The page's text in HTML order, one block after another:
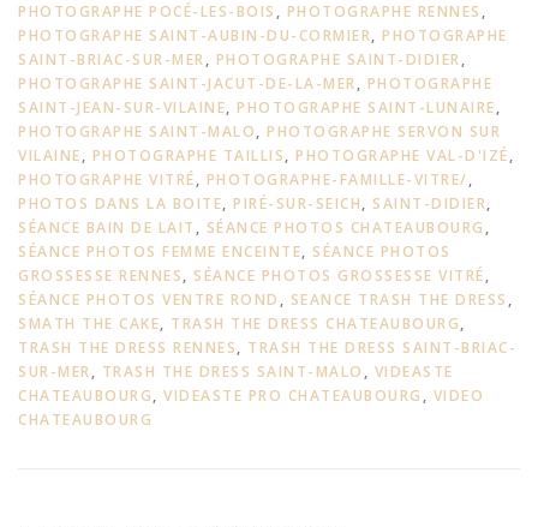
PHOTOGRAPHE POCÉ-LES-BOIS , PHOTOGRAPHE RENNES ,
PHOTOGRAPHE SAINT-AUBIN-DU-CORMIER, PHOTOGRAPHE
SAINT-BRIAC-SUR-MER, PHOTOGRAPHE SAINT-DIDIER,
PHOTOGRAPHE SAINT-JACUT-DE-LA-MER, PHOTOGRAPHE
SAINT-JEAN-SUR-VILAINE, PHOTOGRAPHE SAINT-LUNAIRE,
PHOTOGRAPHE SAINT-MALO, PHOTOGRAPHE SERVON SUR
VILAINE, PHOTOGRAPHE TAILLIS, PHOTOGRAPHE VAL-D'IZÉ,
PHOTOGRAPHE VITRÉ, PHOTOGRAPHE-FAMILLE-VITRE/,
PHOTOS DANS LA BOITE, PIRÉ-SUR-SEICH, SAINT-DIDIER,
SÉANCE BAIN DE LAIT , SÉANCE PHOTOS CHATEAUBOURG ,
SÉANCE PHOTOS FEMME ENCEINTE, SÉANCE PHOTOS
GROSSESSE RENNES, SÉANCE PHOTOS GROSSESSE VITRÉ,
SÉANCE PHOTOS VENTRE ROND , SEANCE TRASH THE DRESS ,
SMATH THE CAKE, TRASH THE DRESS CHATEAUBOURG,
TRASH THE DRESS RENNES, TRASH THE DRESS SAINT-BRIAC-
SUR-MER, TRASH THE DRESS SAINT-MALO , VIDEASTE
CHATEAUBOURG, VIDEASTE PRO CHATEAUBOURG , VIDEO
CHATEAUBOURG